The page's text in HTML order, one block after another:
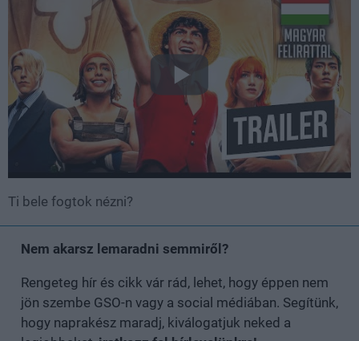
Ti bele fogtok nézni?
Nem akarsz lemaradni semmiről?
Rengeteg hír és cikk vár rád, lehet, hogy éppen nem
jön szembe GSO-n vagy a social médiában. Segítünk,
hogy naprakész maradj, kiválogatjuk neked a